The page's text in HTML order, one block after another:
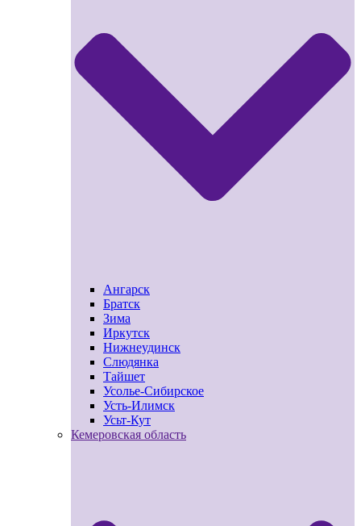
Ангарск
Братск
Зима
Иркутск
Нижнеудинск
Слюдянка
Тайшет
Усолье-Сибирское
Усть-Илимск
Усьт-Кут
Кемеровская область